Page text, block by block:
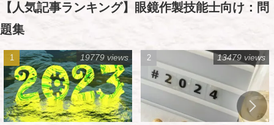
【人気記事ランキング】眼鏡作製技能士向け：問
題集
19779 views 13479 views